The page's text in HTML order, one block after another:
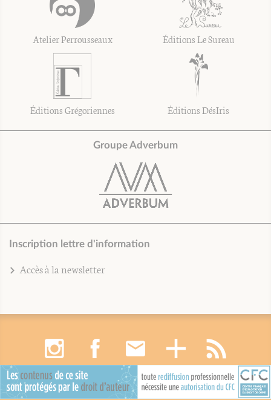
Atelier Perrousseaux Éditions Le Sureau
Éditions Grégoriennes Éditions DésIris
Groupe Adverbum
Inscription lettre d'information
Accès à la newsletter